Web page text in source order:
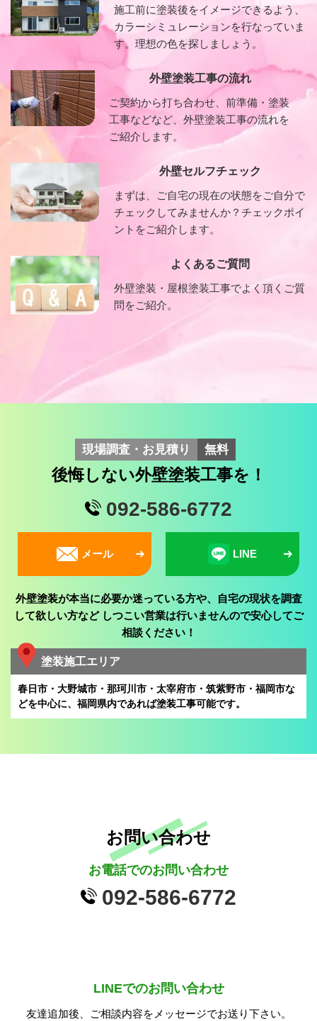
施工前に塗装後をイメージできるよう、
カラーシミュレーションを行なっていま
す。理想の色を探しましょう。
外壁塗装工事の流れ
ご契約から打ち合わせ、前準備・塗装
工事などなど、外壁塗装工事の流れを
ご紹介します。
外壁セルフチェック
まずは、ご自宅の現在の状態をご自分で
チェックしてみませんか？チェックポイ
ントをご紹介します。
よくあるご質問
外壁塗装・屋根塗装工事でよく頂くご質
問をご紹介。
現場調査・お見積り 無料
後悔しない外壁塗装工事を！
092-586-6772
メール LINE
外壁塗装が本当に必要か迷っている方や、自宅の現状を調査
して欲しい方などしつこい営業は行いませんので安心してご
相談ください！
塗装施工エリア
春日市・大野城市・那珂川市・太宰府市・筑紫野市・福岡市な
どを中心に、 福岡県内であれば塗装工事可能です。
お問い合わせ
お電話でのお問い合わせ
092-586-6772
LINEでのお問い合わせ
友達追加後、ご相談内容をメッセージでお送り下さい。